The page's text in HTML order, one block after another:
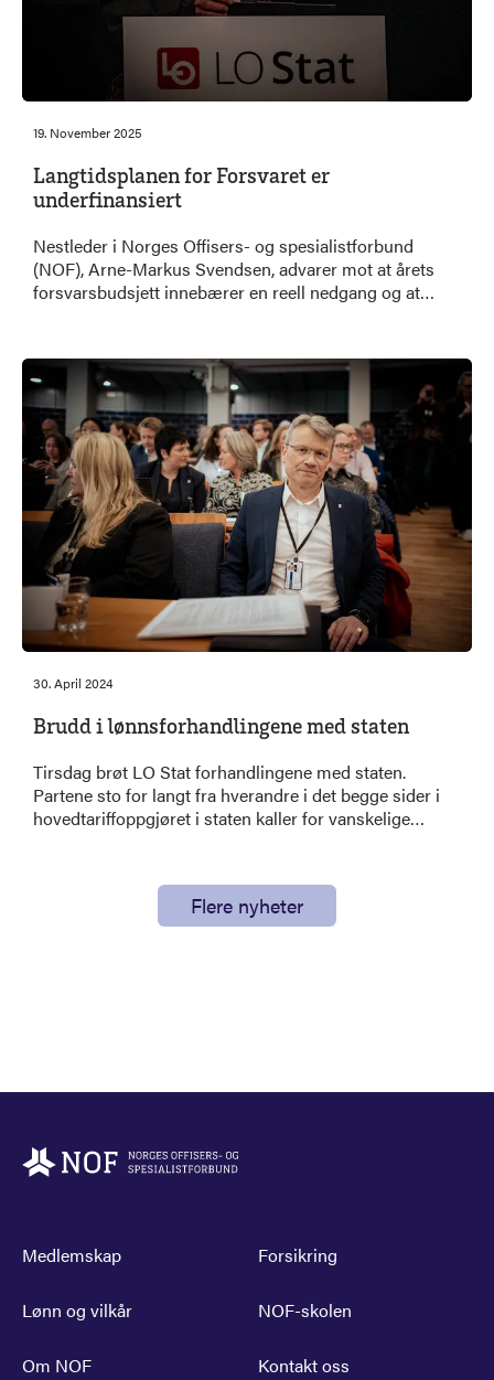
19. November 2025
Langtidsplanen for Forsvaret er
underfinansiert
Nestleder i Norges Offisers- og spesialistforbund
(NOF), Arne-Markus Svendsen, advarer mot at årets
forsvarsbudsjett innebærer en reell nedgang og at
at satsingen ikke står i stil med behovene.
30. April 2024
Brudd i lønnsforhandlingene med staten
Tirsdag brøt LO Stat forhandlingene med staten.
Partene sto for langt fra hverandre i det begge sider i
hovedtariffoppgjøret i staten kaller for vanskelige
Flere nyheter
Medlemskap Forsikring
Lønn og vilkår NOF-skolen
Om NOF Kontakt oss